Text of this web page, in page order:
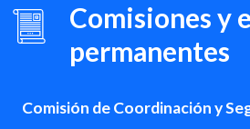
Comisiones y
permanentes
Comisión de Coordinación y